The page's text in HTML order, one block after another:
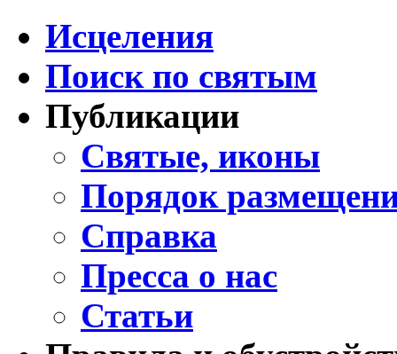
Исцеления
Поиск по святым
Публикации
Святые, иконы
Порядок
Справка
Пресса о нас
Статьи